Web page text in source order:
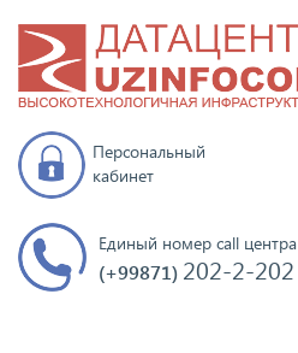
Персональный
кабинет
Единый номер call центра
(+99871) 202-2-202